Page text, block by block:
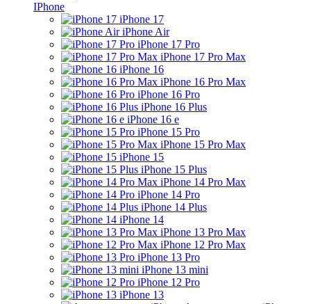
IPhone
iPhone 17
iPhone Air
iPhone 17 Pro
iPhone 17 Pro Max
iPhone 16
iPhone 16 Pro Max
iPhone 16 Pro
iPhone 16 Plus
iPhone 16 e
iPhone 15 Pro
iPhone 15 Pro Max
iPhone 15
iPhone 15 Plus
iPhone 14 Pro Max
iPhone 14 Pro
iPhone 14 Plus
iPhone 14
iPhone 13 Pro Max
iPhone 12 Pro Max
iPhone 13 Pro
iPhone 13 mini
iPhone 12 Pro
iPhone 13